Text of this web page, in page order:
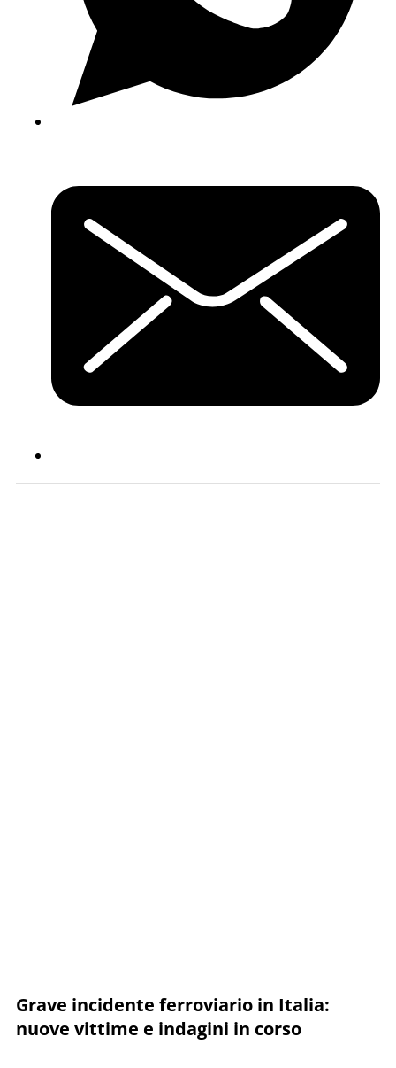
Grave incidente ferroviario in Italia:
nuove vittime e indagini in corso